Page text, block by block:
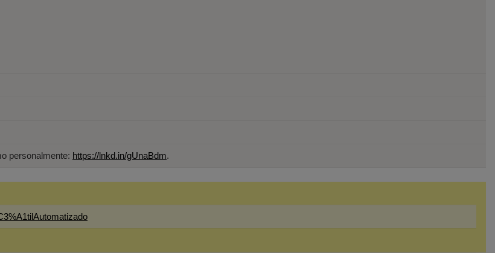
personalmente: https://lnkd.in/gUnaBdm.